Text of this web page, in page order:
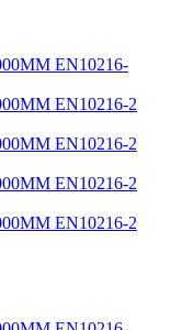
EN10216-
EN10216-2
EN10216-2
EN10216-2
EN10216-2